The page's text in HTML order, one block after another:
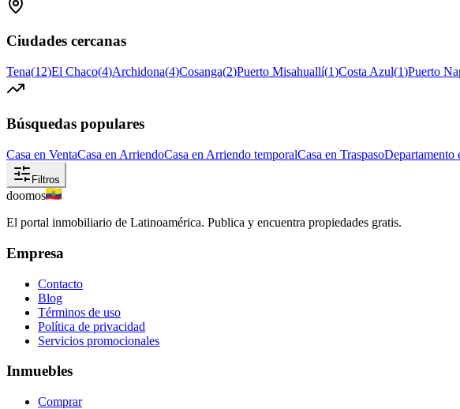
Ciudades cercanas
Tena(12)El Chaco(4)Archidona(4)Cosanga(2)Puerto Misahuallí(1)Costa Azul(1)Puerto
Búsquedas populares
Casa en VentaCasa en ArriendoCasa en Arriendo temporalCasa en TraspasoDepartamento
Filtros
doomos
El portal inmobiliario de Latinoamérica. Publica y encuentra propiedades gratis.
Empresa
Contacto
Blog
Términos de uso
Política de privacidad
Servicios promocionales
Inmuebles
Comprar